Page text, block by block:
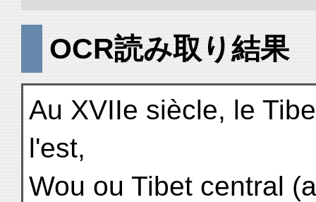
OCR読み取り結果
Au XVIIe siècle, le
l'est,
Wou ou Tibet central